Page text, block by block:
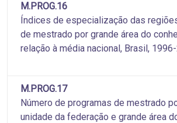
M.PROG.16
Índices de especialização das
de mestrado por grande área do
relação à média nacional, Brasil,
M.PROG.17
Número de programas de mestrado
unidade da federação e grande área